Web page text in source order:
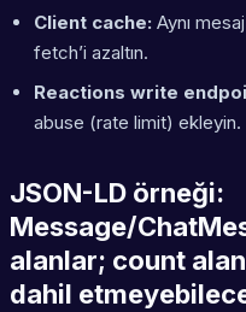
Client cache: Aynı
fetch’i azaltın.
Reactions write
abuse (rate limit) ekleyin.
JSON-LD örneği:
Message/
alanlar; count
dahil